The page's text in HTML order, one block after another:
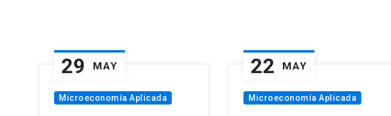
29 MAY
Microeconomía Aplicada
22 MAY
Microeconomía Aplicada